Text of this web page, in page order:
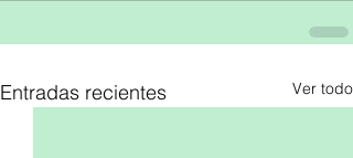
Entradas recientes Ver todo